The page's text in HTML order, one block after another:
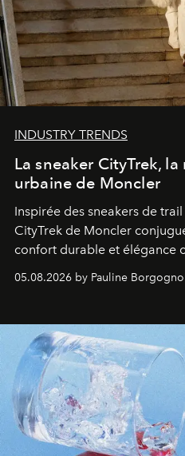
INDUSTRY TRENDS
La sneaker CityTrek,
urbaine de Moncler
Inspirée des sneakers de
CityTrek de Moncler
confort durable et élégance
accompagner les
05.08.2026 by Pauline Borgogno